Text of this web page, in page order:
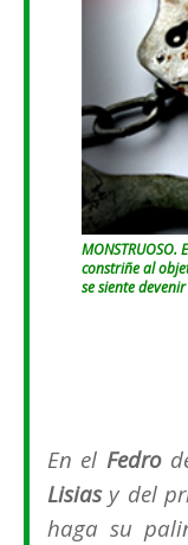
constriñe al
se siente
En el Fedro
Lisiasy del
haga su